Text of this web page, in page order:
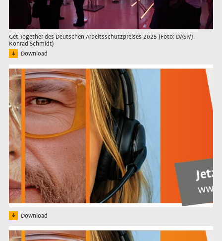
Get Together des Deutschen Arbeitsschutzpreises 2025 (Foto: DASP/J.
Konrad Schmidt)
Download
Link öffnet das Bild in Lightbox
Download
Bild:
Link öffnet das Bild in Lightbox